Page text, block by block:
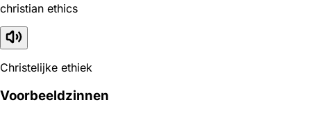
christian ethics
Christelijke ethiek
Voorbeeldzinnen